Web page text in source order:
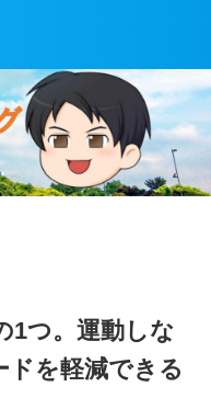
1つ。運動しな
ドを軽減できる